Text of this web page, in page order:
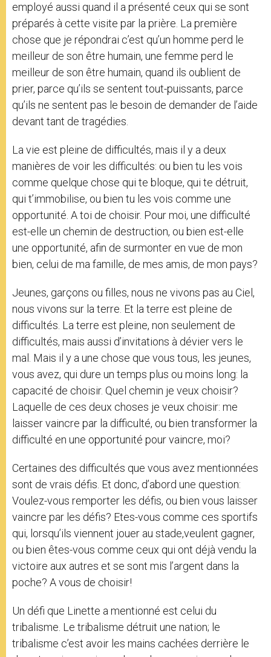
employé aussi quand il a présenté ceux qui se sont
préparés à cette visite par la prière. La première
chose que je répondrai c’est qu’un homme perd le
meilleur de son être humain, une femme perd le
meilleur de son être humain, quand ils oublient de
prier, parce qu’ils se sentent tout-puissants, parce
qu’ils ne sentent pas le besoin de demander de l’aide
devant tant de tragédies.
La vie est pleine de difficultés, mais il y a deux
manières de voir les difficultés: ou bien tu les vois
comme quelque chose qui te bloque, qui te détruit,
qui t’immobilise, ou bien tu les vois comme une
opportunité. A toi de choisir. Pour moi, une difficulté
est-elle un chemin de destruction, ou bien est-elle
une opportunité, afin de surmonter en vue de mon
bien, celui de ma famille, de mes amis, de mon pays?
Jeunes, garçons ou filles, nous ne vivons pas au Ciel,
nous vivons sur la terre. Et la terre est pleine de
difficultés. La terre est pleine, non seulement de
difficultés, mais aussi d’invitations à dévier vers le
mal. Mais il y a une chose que vous tous, les jeunes,
vous avez, qui dure un temps plus ou moins long: la
capacité de choisir. Quel chemin je veux choisir?
Laquelle de ces deux choses je veux choisir: me
laisser vaincre par la difficulté, ou bien transformer la
difficulté en une opportunité pour vaincre, moi?
Certaines des difficultés que vous avez mentionnées
sont de vrais défis. Et donc, d’abord une question:
Voulez-vous remporter les défis, ou bien vous laisser
vaincre par les défis? Etes-vous comme ces sportifs
qui, lorsqu’ils viennent jouer au stade,veulent gagner,
ou bien êtes-vous comme ceux qui ont déjà vendu la
victoire aux autres et se sont mis l’argent dans la
poche? A vous de choisir!
Un défi que Linette a mentionné est celui du
tribalisme. Le tribalisme détruit une nation; le
tribalisme c’est avoir les mains cachées derrière le